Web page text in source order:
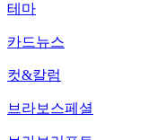
테마
카드뉴스
컷&칼럼
브라보스페셜